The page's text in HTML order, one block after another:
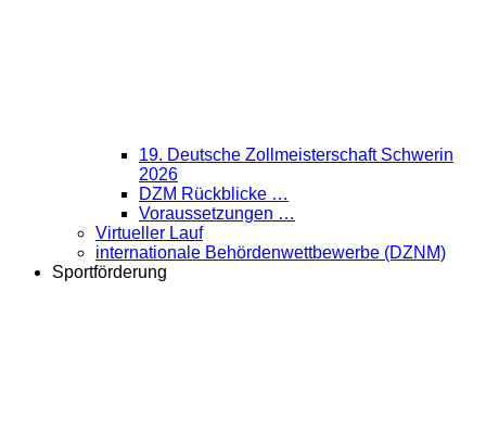
19. Deutsche Zollmeisterschaft Schwerin
2026
DZM Rückblicke …
Voraussetzungen …
Virtueller Lauf
internationale Behördenwettbewerbe (DZNM)
Sportförderung